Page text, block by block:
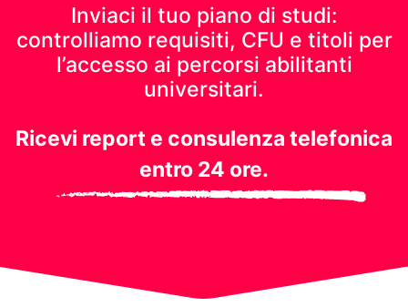
Inviaci il tuo piano di studi:
controlliamo requisiti, CFU e titoli per
l’accesso ai percorsi abilitanti
universitari.
Ricevi report e consulenza telefonica
entro 24 ore.